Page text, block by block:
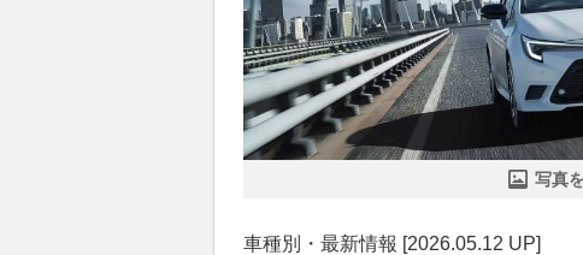
写真
車種別・最新情報 [2026.05.12 UP]